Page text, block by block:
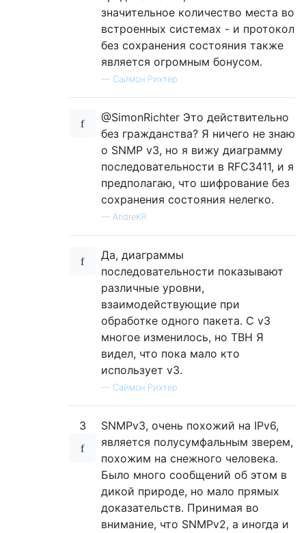
значительное количество места во
встроенных системах - и протокол
без сохранения состояния также
является огромным бонусом.
— Саймон Рихтер
@SimonRichter Это действительно
без гражданства? Я ничего не знаю
о SNMP v3, но я вижу диаграмму
последовательности в RFC3411, и я
предполагаю, что шифрование без
сохранения состояния нелегко.
— AndreKR
Да, диаграммы
последовательности показывают
различные уровни,
взаимодействующие при
обработке одного пакета. С v3
многое изменилось, но TBH Я
видел, что пока мало кто
использует v3.
— Саймон Рихтер
3
SNMPv3, очень похожий на IPv6,
является полусумфальным зверем,
похожим на снежного человека.
Было много сообщений об этом в
дикой природе, но мало прямых
доказательств. Принимая во
внимание, что SNMPv2, а иногда и